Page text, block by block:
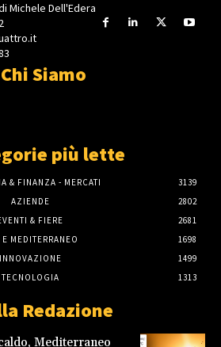
Michele Dell'Edera
Chi Siamo
più lette
& FINANZA - MERCATI
3139
AZIENDE
2802
& FIERE
2681
E MEDITERRANEO
1698
INNOVAZIONE
1499
TECNOLOGIA
1313
Redazione
Mediterraneo